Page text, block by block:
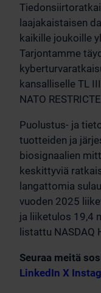
laajakaistaisen
kaikille joukoille
Tarjontamme
kansalliselle TL
NATO
Puolustus- ja
tuotteiden ja
biosignaalien
keskittyviä
langattomia
vuoden 2025
ja liiketulos 19,4
listattu NASDAQ
Seuraa meitä
LinkedIn X